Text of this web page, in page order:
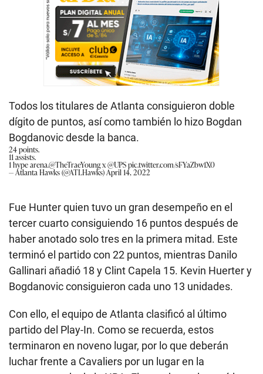
Todos los titulares de Atlanta consiguieron doble
dígito de puntos, así como también lo hizo Bogdan
Bogdanovic desde la banca.
24 points.
11 assists.
1 hype arena.@TheTraeYoungx@UPSpic.twitter.com/sFYaZbw1X0
— Atlanta Hawks (@ATLHawks)April 14, 2022
Fue Hunter quien tuvo un gran desempeño en el
tercer cuarto consiguiendo 16 puntos después de
haber anotado solo tres en la primera mitad. Este
terminó el partido con 22 puntos, mientras Danilo
Gallinari añadió 18 y Clint Capela 15. Kevin Huerter y
Bogdanovic consiguieron cada uno 13 unidades.
Con ello, el equipo de Atlanta clasificó al último
partido del Play-In. Como se recuerda, estos
terminaron en noveno lugar, por lo que deberán
luchar frente a Cavaliers por un lugar en la